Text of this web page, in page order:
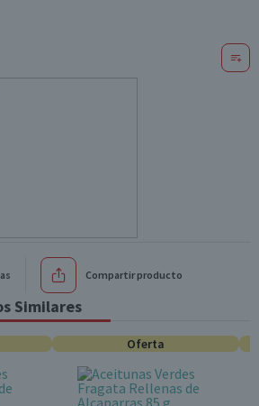
Compartir producto
Similares
Oferta